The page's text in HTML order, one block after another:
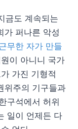
금도 계속되는
가 퍼나른 악성
무한 자가 만들
이 아니니 국가
가진 기형적
위주의 기구들과
구석에서 허위
일이 언제든 다